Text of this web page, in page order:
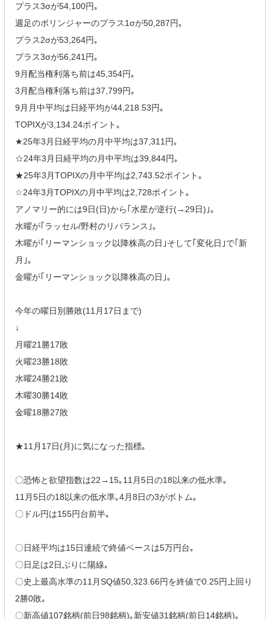
プラス3σが54,100円｡
週足のボリンジャーのプラス1σが50,287円｡
プラス2σが53,264円｡
プラス3σが56,241円｡
9月配当権利落ち前は45,354円｡
3月配当権利落ち前は37,799円｡
9月月中平均は日経平均が44,218.53円｡
TOPIXが3,134.24ポイント｡
★25年3月日経平均の月中平均は37,311円｡
☆24年3月日経平均の月中平均は39,844円｡
★25年3月TOPIXの月中平均は2,743.52ポイント｡
☆24年3月TOPIXの月中平均は2,728ポイント｡
アノマリー的には9日(日)から｢水星が逆行(→29日)｣｡
水曜が｢ラッセル/野村のリバランス｣｡
木曜が｢リーマンショック以降株高の日｣そして｢変化日｣で｢新
月｣｡
金曜が｢リーマンショック以降株高の日｣｡
今年の曜日別勝敗(11月17日まで)
↓
月曜21勝17敗
火曜23勝18敗
水曜24勝21敗
木曜30勝14敗
金曜18勝27敗
★11月17日(月)に気になった指標｡
〇恐怖と欲望指数は22→15｡11月5日の18以来の低水準｡
11月5日の18以来の低水準｡4月8日の3がボトム｡
〇ドル円は155円台前半｡
〇日経平均は15日連続で終値ベースは5万円台｡
〇日足は2日ぶりに陽線｡
〇史上最高水準の11月SQ値50,323.66円を終値で0.25円上回り
2勝0敗｡
〇新高値107銘柄(前日98銘柄)｡新安値31銘柄(前日14銘柄)｡